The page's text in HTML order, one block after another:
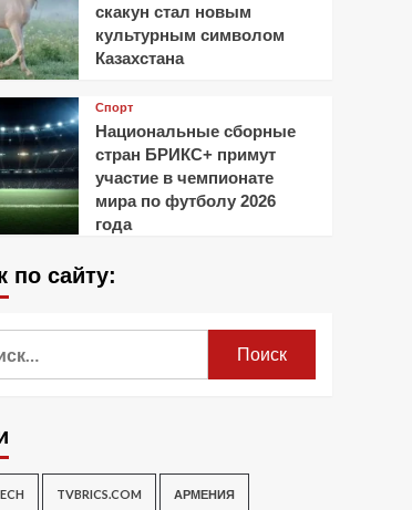
скакун стал новым
культурным символом
Казахстана
Спорт
Национальные сборные
стран БРИКС+ примут
участие в чемпионате
мира по футболу 2026
года
по сайту:
TVBRICS.COM АРМЕНИЯ